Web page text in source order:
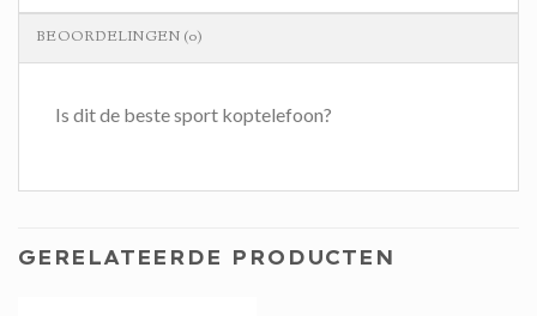
BEOORDELINGEN (0)
Is dit de beste sport koptelefoon?
GERELATEERDE PRODUCTEN